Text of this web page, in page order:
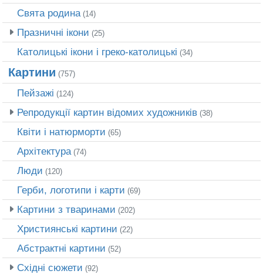
Свята родина (14)
Празничні ікони (25)
Католицькі ікони і греко-католицькі (34)
Картини (757)
Пейзажі (124)
Репродукції картин відомих художників (38)
Квіти і натюрморти (65)
Архітектура (74)
Люди (120)
Герби, логотипи і карти (69)
Картини з тваринами (202)
Християнські картини (22)
Абстрактні картини (52)
Східні сюжети (92)